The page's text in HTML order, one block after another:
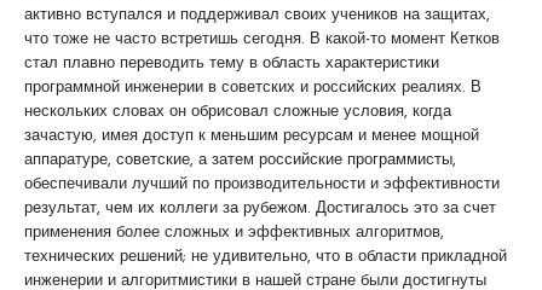
активно вступался и поддерживал своих учеников на защитах,
что тоже не часто встретишь сегодня. В какой-то момент Кетков
стал плавно переводить тему в область характеристики
программной инженерии в советских и российских реалиях. В
нескольких словах он обрисовал сложные условия, когда
зачастую, имея доступ к меньшим ресурсам и менее мощной
аппаратуре, советские, а затем российские программисты,
обеспечивали лучший по производительности и эффективности
результат, чем их коллеги за рубежом. Достигалось это за счет
применения более сложных и эффективных алгоритмов,
технических решений; не удивительно, что в области прикладной
инженерии и алгоритмистики в нашей стране были достигнуты